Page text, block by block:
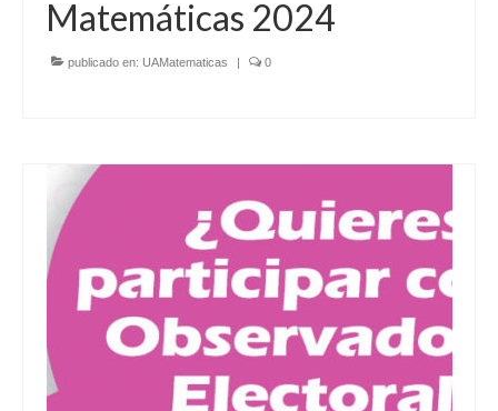
Matemáticas 2024
publicado en: UAMatematicas | 0